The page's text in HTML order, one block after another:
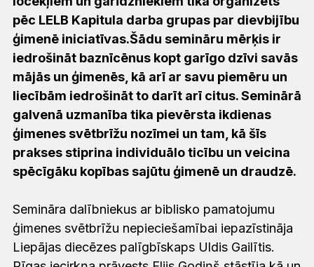
pēc LELB Kapitula darba grupas par dievbijību
ģimenē iniciatīvas.Šādu semināru mērķis ir
iedrošināt baznīcēnus kopt garīgo dzīvi savās
mājās un ģimenēs, kā arī ar savu piemēru un
liecībām iedrošināt to darīt arī citus. Seminārā
galvenā uzmanība tika pievērsta ikdienas
ģimenes svētbrīžu nozīmei un tam, kā šīs
prakses stiprina individuālo ticību un veicina
spēcīgāku kopības sajūtu ģimenē un draudzē.
Semināra dalībniekus ar biblisko pamatojumu
ģimenes svētbrīžu nepieciešamībai iepazīstināja
Liepājas diecēzes palīgbīskaps Uldis Gailītis.